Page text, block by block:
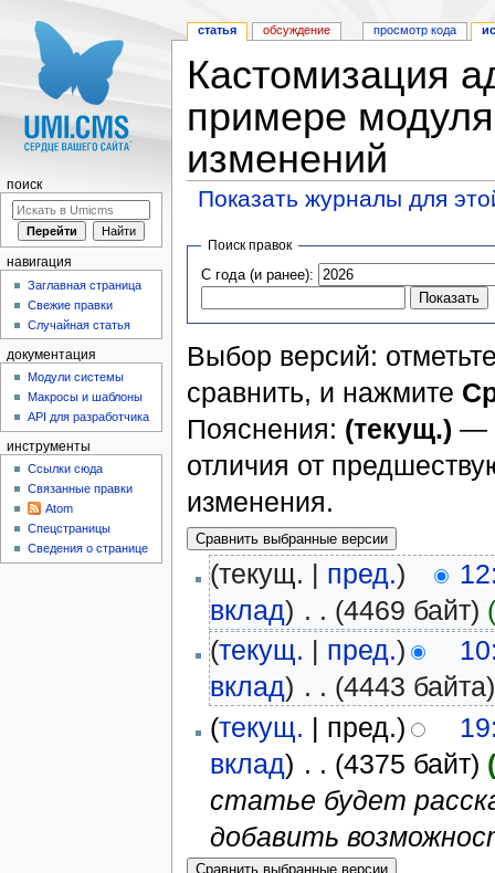
Кастомизация
примере
изменений
Показать журналы для
Поиск правок
С года (и ранее):
Выбор версий:
сравнить, и нажмите
Пояснения: (текущ.) —
отличия от
изменения.
(текущ. | пред.)
вклад) . . (4469 байт)
(текущ. | пред.)
вклад) . . (4443 байта)
(текущ. | пред.)
вклад) . . (4375 байт)
статье будет
добавить
статья обсуждение просмотр кода
поиск
навигация
Заглавная страница
Свежие правки
Случайная статья
документация
Модули системы
Макросы и шаблоны
API для разработчика
инструменты
Ссылки сюда
Связанные правки
Atom
Спецстраницы
Сведения о странице